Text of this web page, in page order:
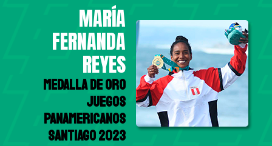
MARÍA
FERNANDA
REYES
Medalla de Oro
Juegos
Panamericanos
Santiago 2023